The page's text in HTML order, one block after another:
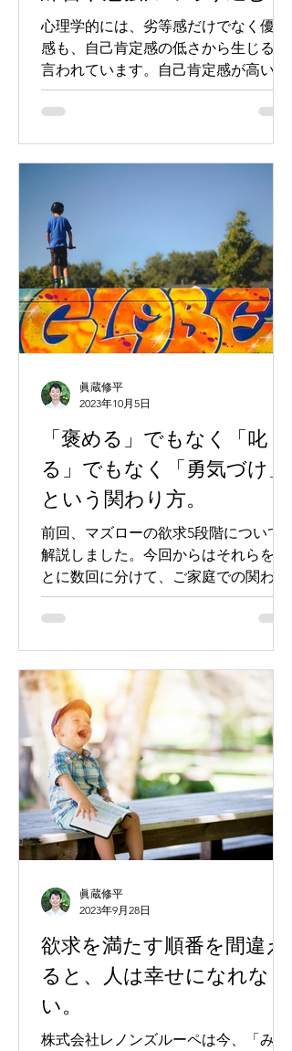
わり方。
心理学的には、劣等感だけでなく優越
感も、自己肯定感の低さから生じると
言われています。自己肯定感が高い人
は、わざわざ他人と自分を比較しなく
ても、自分が素晴らしい存在であるこ
「褒める」でもなく「叱
る」でもなく「勇気づけ」
という関わり方。
前回、マズローの欲求5段階について
解説しました。今回からはそれらをも
とに数回に分けて、ご家庭での関わり
方についてお話します。 ご家庭で以下
のことを意識して、お子さんと関わっ
に関して、成果が出やすくなると思い
ま
眞蔵修平
2023年10月5日
欲求を満たす順番を間違え
ると、人は幸せになれな
い。
株式会社レノンズルーペは今、「みゆ
眞蔵修平
2023年9月28日